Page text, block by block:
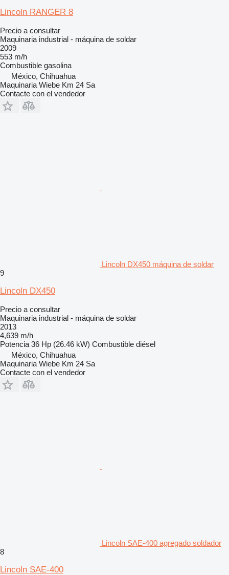
Lincoln RANGER 8
Precio a consultar
Maquinaria industrial - máquina de soldar
2009
553 m/h
Combustible gasolina
México, Chihuahua
Maquinaria Wiebe Km 24 Sa
Contacte con el vendedor
Lincoln DX450 máquina de soldar
9
Lincoln DX450
Precio a consultar
Maquinaria industrial - máquina de soldar
2013
4,639 m/h
Potencia 36 Hp (26.46 kW) Combustible diésel
México, Chihuahua
Maquinaria Wiebe Km 24 Sa
Contacte con el vendedor
Lincoln SAE-400 agregado soldador
8
Lincoln SAE-400